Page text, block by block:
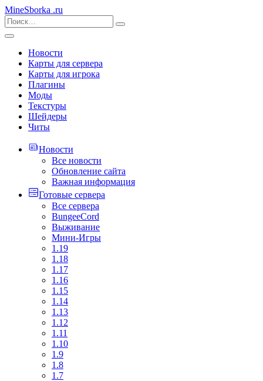
MineSborka .ru
Новости
Карты для сервера
Карты для игрока
Плагины
Моды
Текстуры
Шейдеры
Читы
Новости
Все новости
Обновление сайта
Важная информация
Готовые сервера
Все сервера
BungeeCord
Выживание
Мини-Игры
1.19
1.18
1.17
1.16
1.15
1.14
1.13
1.12
1.11
1.10
1.9
1.8
1.7